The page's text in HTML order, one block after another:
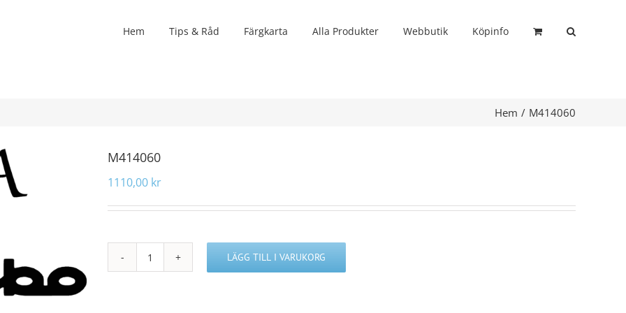
Hem Tips & Råd Färgkarta Alla Produkter Webbutik Köpinfo
Hem M414060
M414060
1110,00 kr
M414060
LÄGG TILL I VARUKORG